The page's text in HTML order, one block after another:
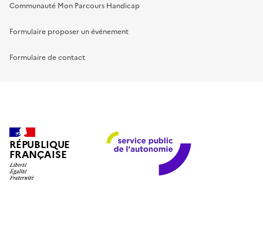
Communauté Mon Parcours Handicap
Formulaire proposer un événement
Formulaire de contact
RÉPUBLIQUE
FRANÇAISE